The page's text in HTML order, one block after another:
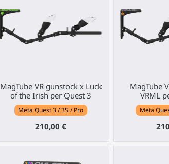
MagTube VR gunstock x Luck
of the Irish per Quest 3
Meta Quest 3 / 3S / Pro
210,00 €
MagTube
VRML
Meta